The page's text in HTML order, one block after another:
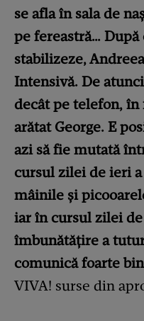
se afla în sala de
pe fereastră… După
stabilizeze,
Intensivă. De
decât pe telefon,
arătat George. E
azi să fie mutată
cursul zilei de ieri
mâinile și
iar în cursul zilei de
îmbunătățire a
comunică foarte
VIVA! surse din